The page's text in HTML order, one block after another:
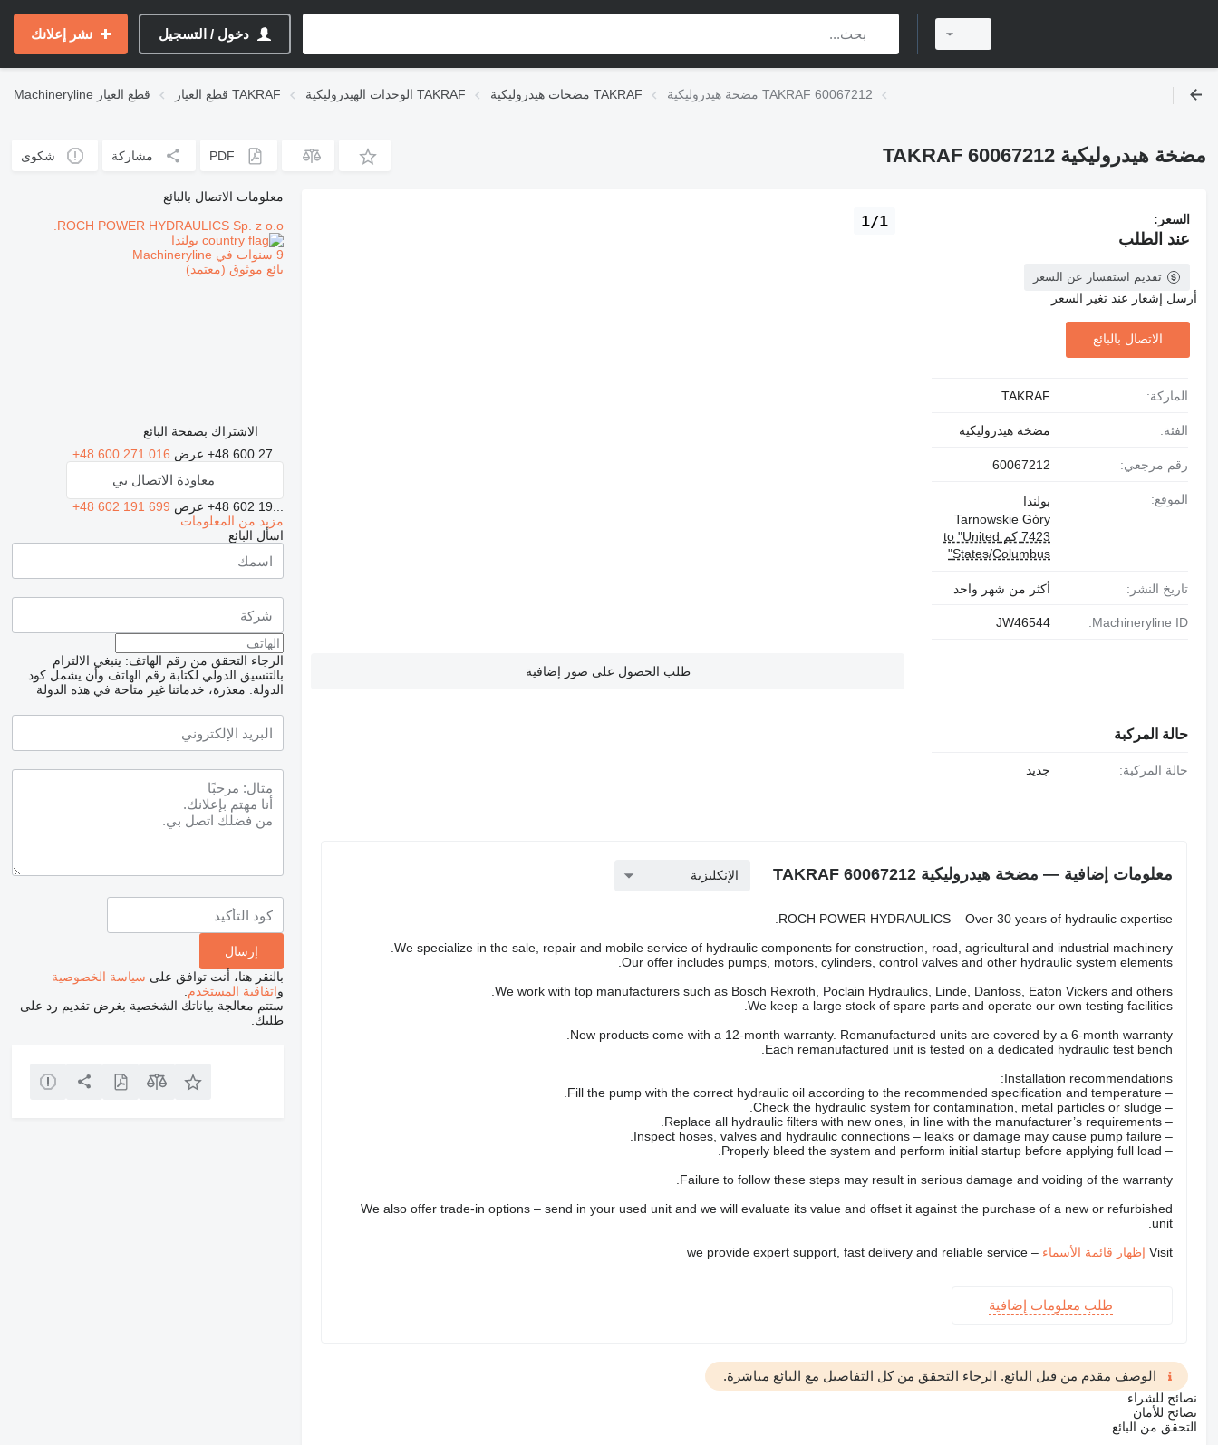
دخول / التسجيل نشر إعلانك
Machineryline قطع الغيار قطع الغيار TAKRAF الوحدات الهيدروليكية TAKRAF مضخات هيدروليكية TAKRAF مضخة هيدروليكية TAKRAF 60067212
مضخة هيدروليكية TAKRAF 60067212 PDF مشاركة شكوى
1/1
طلب الحصول على صور إضافية
السعر:
عند الطلب
تقديم استفسار عن السعر
أرسل إشعار عند تغير السعر
الاتصال بالبائع
الماركة: TAKRAF
الفئة: مضخة هيدروليكية
رقم مرجعي: 60067212
الموقع:
بولندا
Tarnowskie Góry
7423 كم to "United
States/Columbus"
تاريخ النشر: أكثر من شهر واحد
Machineryline ID:
JW46544
حالة المركبة
حالة المركبة: جديد
معلومات إضافية — مضخة هيدروليكية TAKRAF 60067212 الإنكليزية
ROCH POWER HYDRAULICS – Over 30 years of hydraulic expertise.
We specialize in the sale, repair and mobile service of hydraulic components for construction, road, agricultural and industrial machinery.
Our offer includes pumps, motors, cylinders, control valves and other hydraulic system elements.
We work with top manufacturers such as Bosch Rexroth, Poclain Hydraulics, Linde, Danfoss, Eaton Vickers and others.
We keep a large stock of spare parts and operate our own testing facilities.
New products come with a 12-month warranty. Remanufactured units are covered by a 6-month warranty.
Each remanufactured unit is tested on a dedicated hydraulic test bench.
Installation recommendations:
– Fill the pump with the correct hydraulic oil according to the recommended specification and temperature.
– Check the hydraulic system for contamination, metal particles or sludge.
– Replace all hydraulic filters with new ones, in line with the manufacturer’s requirements.
– Inspect hoses, valves and hydraulic connections – leaks or damage may cause pump failure.
– Properly bleed the system and perform initial startup before applying full load.
Failure to follow these steps may result in serious damage and voiding of the warranty.
We also offer trade-in options – send in your used unit and we will evaluate its value and offset it against the purchase of a new or refurbished
unit.
Visit إظهار قائمة الأسماء – we provide expert support, fast delivery and reliable service
طلب معلومات إضافية
الوصف مقدم من قبل البائع. الرجاء التحقق من كل التفاصيل مع البائع مباشرة.
نصائح للشراء
نصائح للأمان
التحقق من البائع
معلومات الاتصال بالبائع
ROCH POWER HYDRAULICS Sp. z o.o.
بولندا
9 سنوات في Machineryline
بائع موثوق (معتمد)
الاشتراك بصفحة البائع
+48 600 27... عرض +48 600 271 016
معاودة الاتصال بي
+48 602 19... عرض +48 602 191 699
مزيد من المعلومات
اسأل البائع
الرجاء التحقق من رقم الهاتف: ينبغي الالتزام
بالتنسيق الدولي لكتابة رقم الهاتف وأن يشمل كود
الدولة.
معذرة، خدماتنا غير متاحة في هذه الدولة
بالنقر هنا، أنت توافق على سياسة الخصوصية
واتفاقية المستخدم
ستتم معالجة بياناتك الشخصية بغرض تقديم رد على
طلبك.